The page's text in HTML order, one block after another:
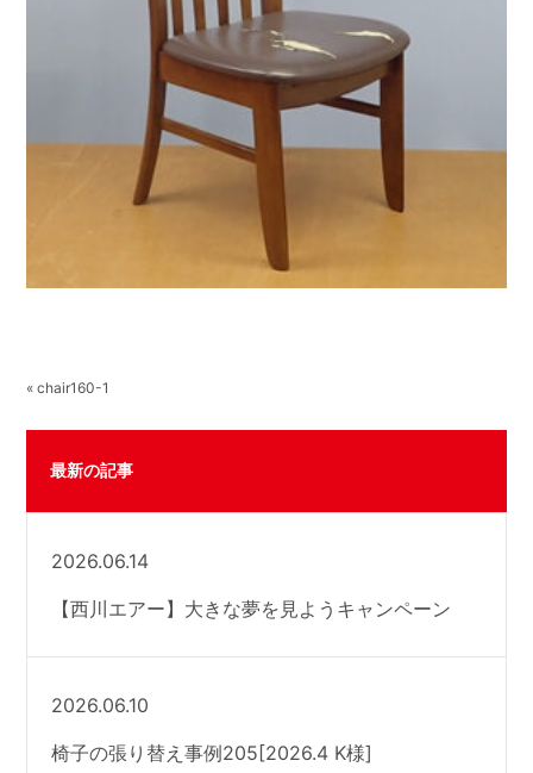
« chair160-1
最新の記事
2026.06.14
【西川エアー】大きな夢を見ようキャンペーン
2026.06.10
椅子の張り替え事例205[2026.4 K様]